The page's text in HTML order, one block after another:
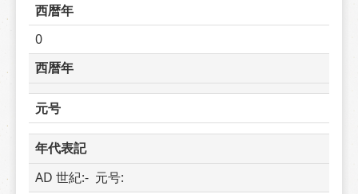
西暦年
0
西暦年
元号
年代表記
AD 世紀:-  元号: